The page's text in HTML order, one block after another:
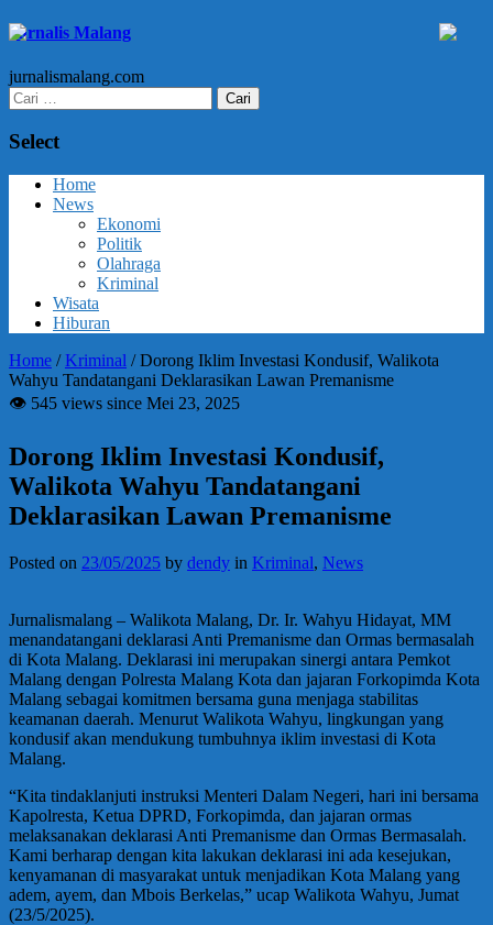
Jurnalis Malang
jurnalismalang.com
Cari
untuk:
Select
Home
News
Ekonomi
Politik
Olahraga
Kriminal
Wisata
Hiburan
Home /Kriminal /Dorong Iklim Investasi Kondusif, Walikota
Wahyu Tandatangani Deklarasikan Lawan Premanisme
👁 545 views since Mei 23, 2025
Dorong Iklim Investasi Kondusif,
Walikota Wahyu Tandatangani
Deklarasikan Lawan Premanisme
Posted on 23/05/2025 by dendy in Kriminal, News
Jurnalismalang – Walikota Malang, Dr. Ir. Wahyu Hidayat, MM
menandatangani deklarasi Anti Premanisme dan Ormas bermasalah
di Kota Malang. Deklarasi ini merupakan sinergi antara Pemkot
Malang dengan Polresta Malang Kota dan jajaran Forkopimda Kota
Malang sebagai komitmen bersama guna menjaga stabilitas
keamanan daerah. Menurut Walikota Wahyu, lingkungan yang
kondusif akan mendukung tumbuhnya iklim investasi di Kota
Malang.
“Kita tindaklanjuti instruksi Menteri Dalam Negeri, hari ini bersama
Kapolresta, Ketua DPRD, Forkopimda, dan jajaran ormas
melaksanakan deklarasi Anti Premanisme dan Ormas Bermasalah.
Kami berharap dengan kita lakukan deklarasi ini ada kesejukan,
kenyamanan di masyarakat untuk menjadikan Kota Malang yang
adem, ayem, dan Mbois Berkelas,” ucap Walikota Wahyu, Jumat
(23/5/2025).